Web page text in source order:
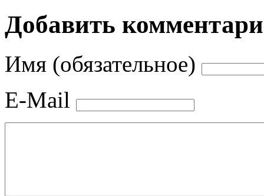
Добавить
Имя (обязательное)
E-Mail